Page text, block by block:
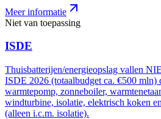
Meer informatie
Niet van toepassing
ISDE
Thuisbatterijen/energieopslag vallen
ISDE 2026 (totaalbudget ca. €500
warmtepomp, zonneboiler,
windturbine, isolatie, elektrisch koken
(alleen i.c.m. isolatie).